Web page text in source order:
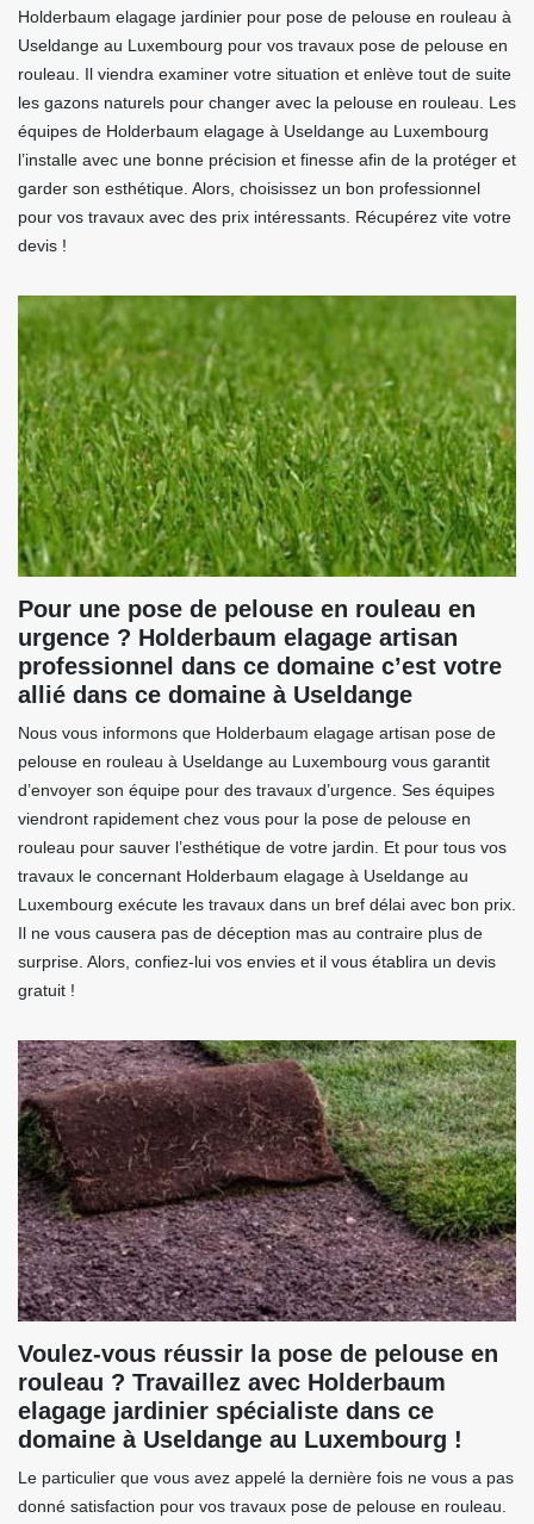
Holderbaum elagage jardinier pour pose de pelouse en rouleau à
Useldange au Luxembourg pour vos travaux pose de pelouse en
rouleau. Il viendra examiner votre situation et enlève tout de suite
les gazons naturels pour changer avec la pelouse en rouleau. Les
équipes de Holderbaum elagage à Useldange au Luxembourg
l’installe avec une bonne précision et finesse afin de la protéger et
garder son esthétique. Alors, choisissez un bon professionnel
pour vos travaux avec des prix intéressants. Récupérez vite votre
devis !
Pour une pose de pelouse en rouleau en
urgence ? Holderbaum elagage artisan
professionnel dans ce domaine c’est votre
allié dans ce domaine à Useldange
Nous vous informons que Holderbaum elagage artisan pose de
pelouse en rouleau à Useldange au Luxembourg vous garantit
d’envoyer son équipe pour des travaux d’urgence. Ses équipes
viendront rapidement chez vous pour la pose de pelouse en
rouleau pour sauver l’esthétique de votre jardin. Et pour tous vos
travaux le concernant Holderbaum elagage à Useldange au
Luxembourg exécute les travaux dans un bref délai avec bon prix.
Il ne vous causera pas de déception mas au contraire plus de
surprise. Alors, confiez-lui vos envies et il vous établira un devis
gratuit !
Voulez-vous réussir la pose de pelouse en
rouleau ? Travaillez avec Holderbaum
elagage jardinier spécialiste dans ce
domaine à Useldange au Luxembourg !
Le particulier que vous avez appelé la dernière fois ne vous a pas
donné satisfaction pour vos travaux pose de pelouse en rouleau.